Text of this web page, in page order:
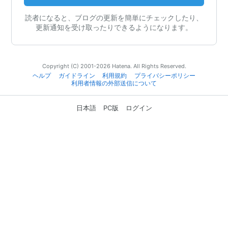
読者になると、ブログの更新を簡単にチェックしたり、
更新通知を受け取ったりできるようになります。
Copyright (C) 2001-2026 Hatena. All Rights Reserved.
ヘルプ
ガイドライン 利用規約
プライバシーポリシー
利用者情報の外部送信について
日本語 PC版 ログイン